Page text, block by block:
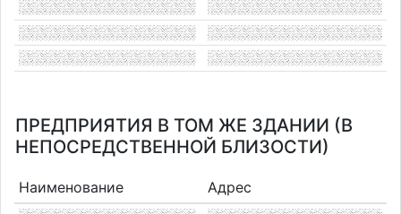
ПРЕДПРИЯТИЯ В ТОМ ЖЕ ЗДАНИИ (В
НЕПОСРЕДСТВЕННОЙ БЛИЗОСТИ)
Наименование Адрес